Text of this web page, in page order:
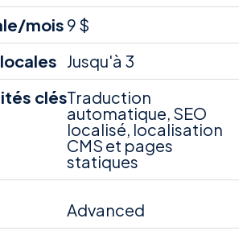
9 $
Jusqu'à 3
Traduction
automatique, SEO
localisé, localisation
CMS et pages
statiques
Advanced